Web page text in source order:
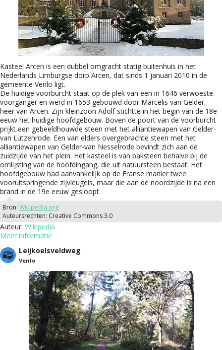
Kasteel Arcen is een dubbel omgracht statig buitenhuis in het
Nederlands Limburgse dorp Arcen, dat sinds 1 januari 2010 in de
gemeente Venlo ligt.
De huidige voorburcht staat op de plek van een in 1646 verwoeste
voorganger en werd in 1653 gebouwd door Marcelis van Gelder,
heer van Arcen. Zijn kleinzoon Adolf stichtte in het begin van de 18e
eeuw het huidige hoofdgebouw. Boven de poort van de voorburcht
prijkt een gebeeldhouwde steen met het alliantiewapen van Gelder-
van Lützenrode. Een van elders overgebrachte steen met het
alliantiewapen van Gelder-van Nesselrode bevindt zich aan de
zuidzijde van het plein. Het kasteel is van baksteen behalve bij de
omlijsting van de hoofdingang, die uit natuursteen bestaat. Het
hoofdgebouw had aanvankelijk op de Franse manier twee
vooruitspringende zijvleugels, maar die aan de noordzijde is na een
brand in de 19e eeuw gesloopt.
Bron: Wikipedia.org
Auteursrechten: Creative Commons 3.0
Auteur: Wikipedia
Meer informatie
Leijkoelsveldweg
Venlo